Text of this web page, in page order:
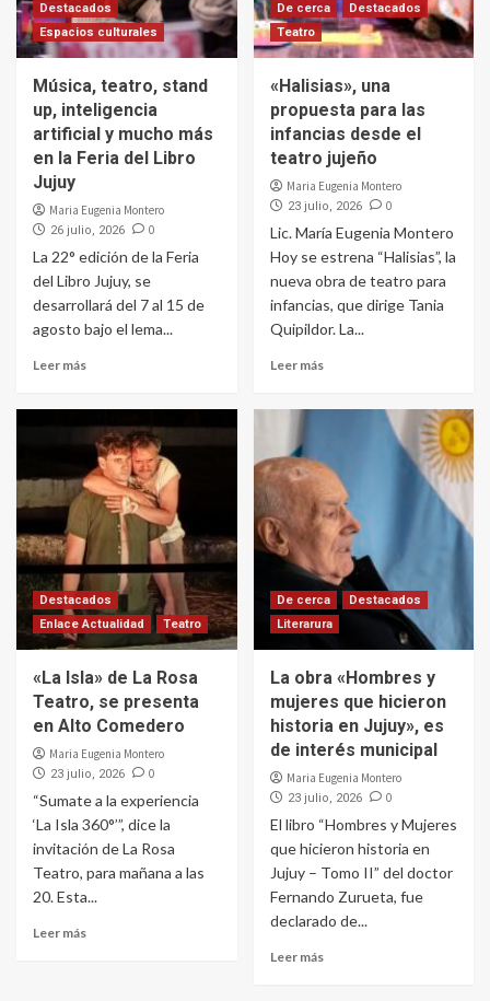
Destacados
Espacios culturales
Música, teatro, stand
up, inteligencia
artificial y mucho más
en la Feria del Libro
Jujuy
Maria Eugenia Montero
26 julio, 2026 0
La 22° edición de la Feria
del Libro Jujuy, se
desarrollará del 7 al 15 de
agosto bajo el lema...
Leer más
De cerca
Destacados
Teatro
«Halisias», una
propuesta para las
infancias desde el
teatro jujeño
Maria Eugenia Montero
23 julio, 2026 0
Lic. María Eugenia Montero
Hoy se estrena “Halisias”, la
nueva obra de teatro para
infancias, que dirige Tania
Quipildor. La...
Leer más
Destacados
Enlace Actualidad
Teatro
«La Isla» de La Rosa
Teatro, se presenta
en Alto Comedero
Maria Eugenia Montero
23 julio, 2026 0
“Sumate a la experiencia
‘La Isla 360°’”, dice la
invitación de La Rosa
Teatro, para mañana a las
20. Esta...
Leer más
De cerca
Destacados
Literarura
La obra «Hombres y
mujeres que hicieron
historia en Jujuy», es
de interés municipal
Maria Eugenia Montero
23 julio, 2026 0
El libro “Hombres y Mujeres
que hicieron historia en
Jujuy – Tomo II” del doctor
Fernando Zurueta, fue
declarado de...
Leer más